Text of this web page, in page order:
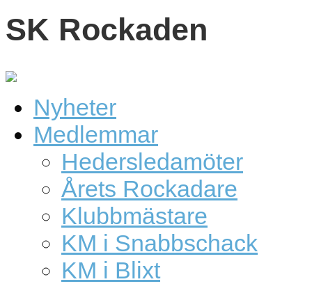
SK Rockaden
Nyheter
Medlemmar
Hedersledamöter
Årets Rockadare
Klubbmästare
KM i Snabbschack
KM i Blixt